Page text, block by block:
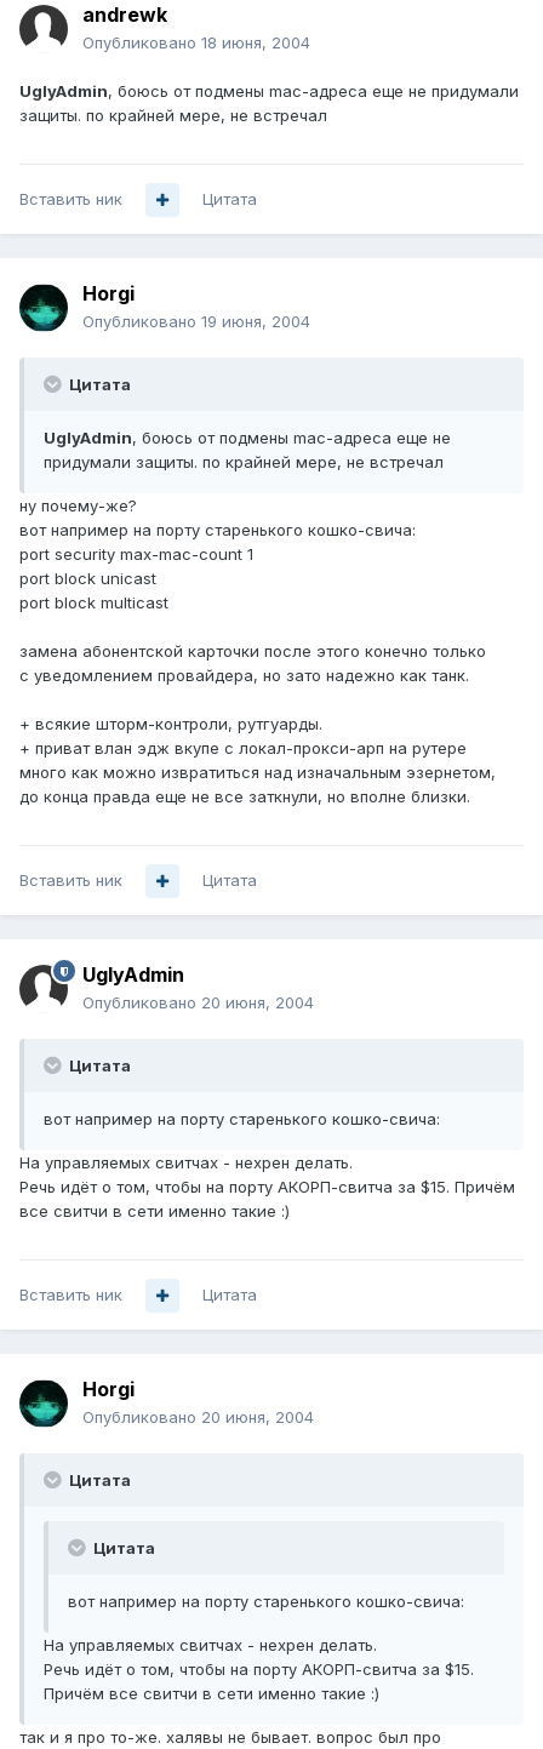
andrewk
Опубликовано 18 июня, 2004
UglyAdmin, боюсь от подмены mac-адреса еще не придумали
защиты. по крайней мере, не встречал
Вставить ник Цитата
Horgi
Опубликовано 19 июня, 2004
Цитата
UglyAdmin, боюсь от подмены mac-адреса еще не
придумали защиты. по крайней мере, не встречал
ну почему-же?
вот например на порту старенького кошко-свича:
port security max-mac-count 1
port block unicast
port block multicast
замена абонентской карточки после этого конечно только
с уведомлением провайдера, но зато надежно как танк.
+ всякие шторм-контроли, рутгуарды.
+ приват влан эдж вкупе с локал-прокси-арп на рутере
много как можно извратиться над изначальным эзернетом,
до конца правда еще не все заткнули, но вполне близки.
Вставить ник Цитата
UglyAdmin
Опубликовано 20 июня, 2004
Цитата
вот например на порту старенького кошко-свича:
На управляемых свитчах - нехрен делать.
Речь идёт о том, чтобы на порту АКОРП-свитча за $15. Причём
все свитчи в сети именно такие :)
Вставить ник Цитата
Horgi
Опубликовано 20 июня, 2004
Цитата
Цитата
вот например на порту старенького кошко-свича:
На управляемых свитчах - нехрен делать.
Речь идёт о том, чтобы на порту АКОРП-свитча за $15.
Причём все свитчи в сети именно такие :)
так и я про то-же. халявы не бывает. вопрос был про